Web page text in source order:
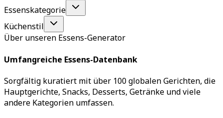
Essenskategorie
Küchenstil
Über unseren Essens-Generator
Umfangreiche Essens-Datenbank
Sorgfältig kuratiert mit über 100 globalen Gerichten, die
Hauptgerichte, Snacks, Desserts, Getränke und viele
andere Kategorien umfassen.